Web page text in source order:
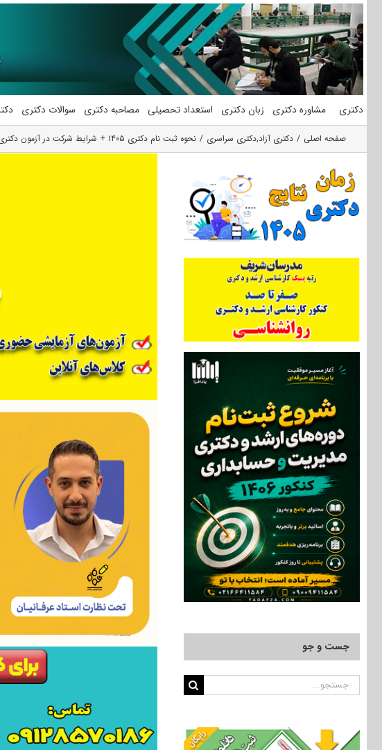
محتوا
دکتری مشاوره دکتری زبان دکتری استعداد تحصیلی مصاحبه دکتری سوالات دکتری
صفحه اصلی دکتری آزاد,دکتری سراسری نحوه ثبت نام دکتری ۱۴۰۵ + شرایط شرکت در آزمون دکتری 1405
جست و جو
جستجو